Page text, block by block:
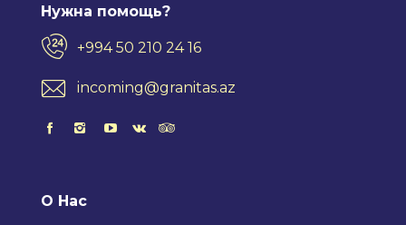
Нужна помощь?
+994 50 210 24 16
incoming@granitas.az
О Нас